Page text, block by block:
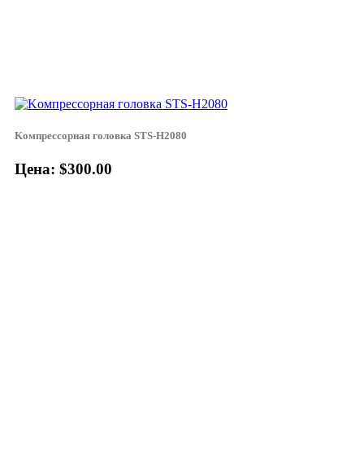
Koмпpeccopнaя гoлoвкa STS-H2080
Цена: $300.00